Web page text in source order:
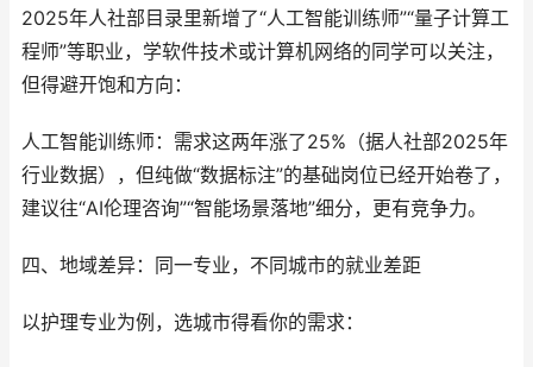
2025年人社部目录里新增了“人工智能训练师”“量子计算工
程师”等职业，学软件技术或计算机网络的同学可以关注，
但得避开饱和方向：
人工智能训练师：需求这两年涨了25%（据人社部2025年
行业数据），但纯做“数据标注”的基础岗位已经开始卷了，
建议往“AI伦理咨询”“智能场景落地”细分，更有竞争力。
四、地域差异：同一专业，不同城市的就业差距
以护理专业为例，选城市得看你的需求：